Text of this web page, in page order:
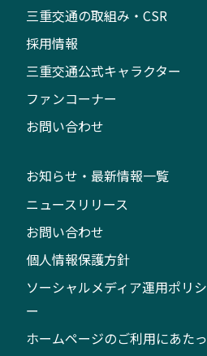
三重交通の取組み・CSR
採用情報
三重交通公式キャラクター
ファンコーナー
お問い合わせ
お知らせ・最新情報一覧
ニュースリリース
お問い合わせ
個人情報保護方針
ソーシャルメディア運用ポリシ
ー
ホームページのご利用にあたっ